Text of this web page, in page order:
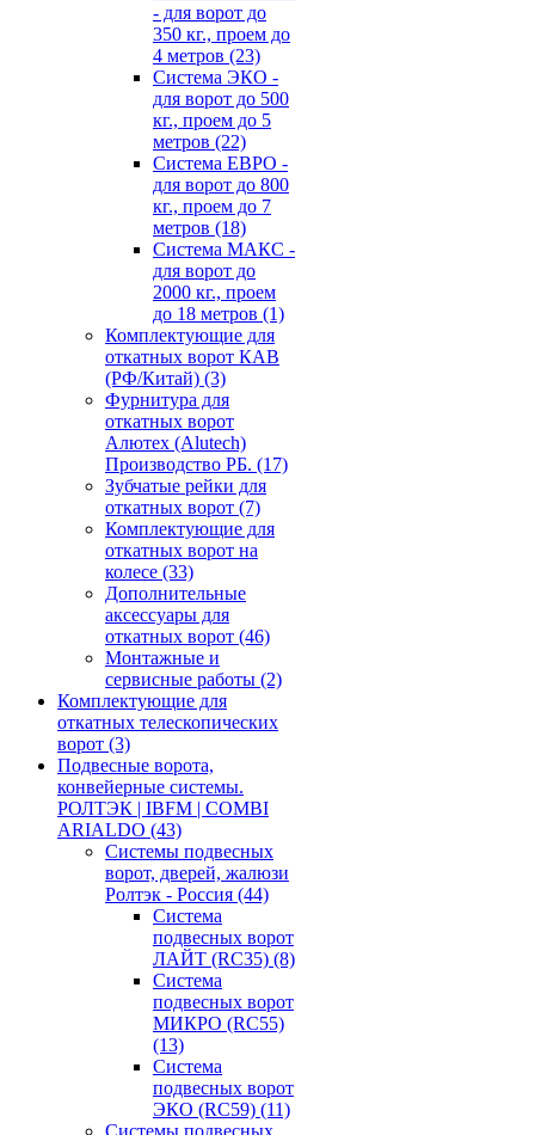
- для ворот до
350 кг., проем до
4 метров (23)
Система ЭКО -
для ворот до 500
кг., проем до 5
метров (22)
Система ЕВРО -
для ворот до 800
кг., проем до 7
метров (18)
Система МАКС -
для ворот до
2000 кг., проем
до 18 метров (1)
Комплектующие для
откатных ворот КАВ
(РФ/Китай) (3)
Фурнитура для
откатных ворот
Алютех (Alutech)
Производство РБ. (17)
Зубчатые рейки для
откатных ворот (7)
Комплектующие для
откатных ворот на
колесе (33)
Дополнительные
аксессуары для
откатных ворот (46)
Монтажные и
сервисные работы (2)
Комплектующие для
откатных телескопических
ворот (3)
Подвесные ворота,
конвейерные системы.
РОЛТЭК | IBFM | COMBI
ARIALDO (43)
Системы подвесных
ворот, дверей, жалюзи
Ролтэк - Россия (44)
Система
подвесных ворот
ЛАЙТ (RC35) (8)
Система
подвесных ворот
МИКРО (RC55)
(13)
Система
подвесных ворот
ЭКО (RC59) (11)
Системы подвесных